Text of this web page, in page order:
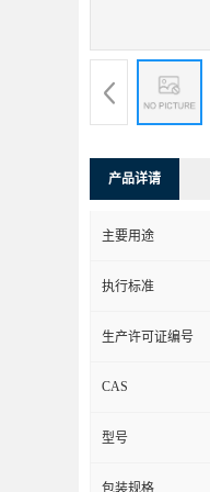
产品详请
主要用途
执行标准
生产许可证编号
CAS
型号
包装规格